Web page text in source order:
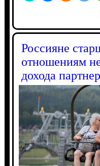
Россияне
отношениям
дохода